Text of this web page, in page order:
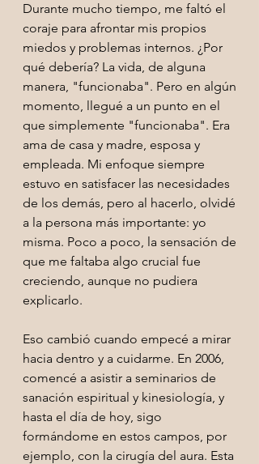
Durante mucho tiempo, me faltó el
coraje para afrontar mis propios
miedos y problemas internos. ¿Por
qué debería? La vida, de alguna
manera, "funcionaba". Pero en algún
momento, llegué a un punto en el
que simplemente "funcionaba". Era
ama de casa y madre, esposa y
empleada. Mi enfoque siempre
estuvo en satisfacer las necesidades
de los demás, pero al hacerlo, olvidé
a la persona más importante: yo
misma. Poco a poco, la sensación de
que me faltaba algo crucial fue
creciendo, aunque no pudiera
explicarlo.
Eso cambió cuando empecé a mirar
hacia dentro y a cuidarme. En 2006,
comencé a asistir a seminarios de
sanación espiritual y kinesiología, y
hasta el día de hoy, sigo
formándome en estos campos, por
ejemplo, con la cirugía del aura. Esta